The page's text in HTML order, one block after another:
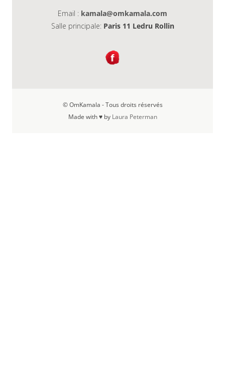
Email : kamala@omkamala.com
Salle principale: Paris 11 Ledru Rollin
© OmKamala - Tous droits réservés
Made with ♥ by Laura Peterman